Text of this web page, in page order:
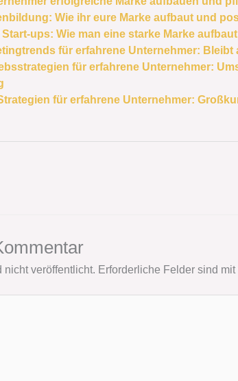
Wie ihr eure Marke aufbaut und
ups: Wie man eine starke Marke aufbaut
für erfahrene Unternehmer:
für erfahrene Unternehmer:
für erfahrene Unternehmer:
nicht veröffentlicht. Erforderliche Felder sind mit